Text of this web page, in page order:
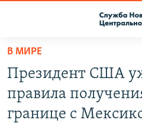
Вернуться
основному
содержанию
Вернутся
ПОДПИСКА
КОНТАКТЫ
В МИРЕ
Президент США
правила
границе с